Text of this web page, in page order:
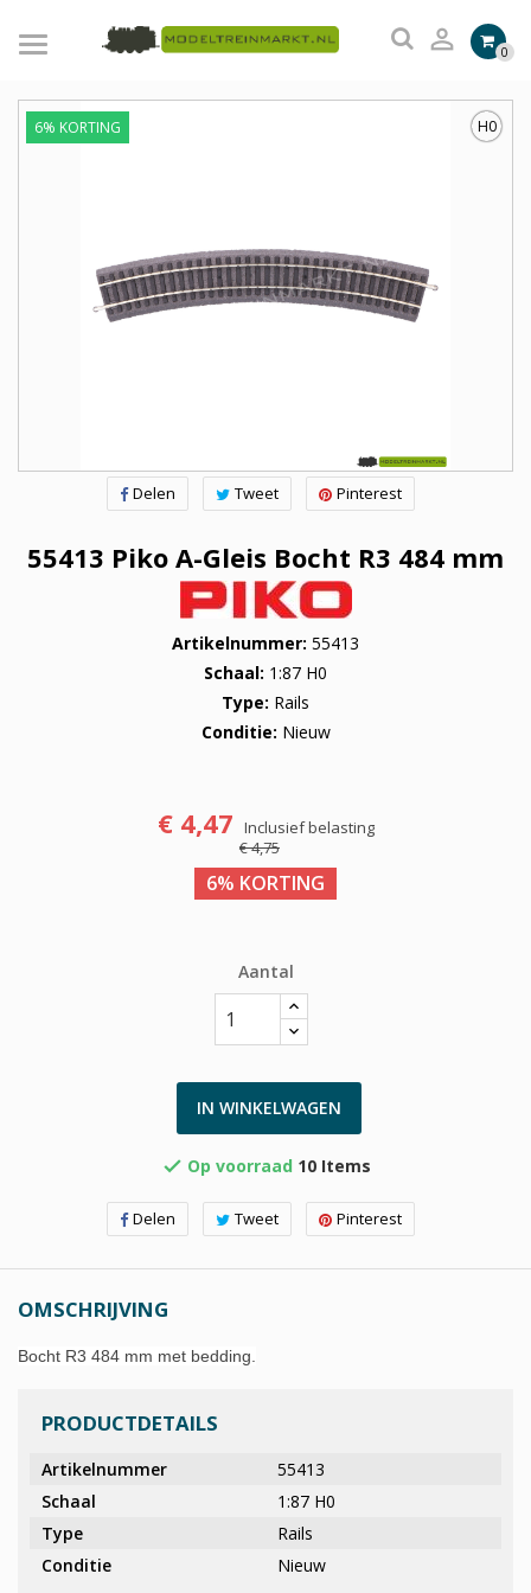
 0
H0
6% KORTING
Delen Tweet Pinterest
55413 Piko A-Gleis Bocht R3 484 mm
Artikelnummer 55413
Schaal 1:87 H0
Type Rails
Conditie Nieuw
€ 4,47 Inclusief belasting
€ 4,75
6% KORTING
Aantal
IN WINKELWAGEN
 Op voorraad 10 Items
Delen Tweet Pinterest
PRODUCTDETAILS
Artikelnummer
55413
Schaal
1:87 H0
Type
Rails
Conditie
Nieuw
OMSCHRIJVING
Bocht R3 484 mm met bedding.